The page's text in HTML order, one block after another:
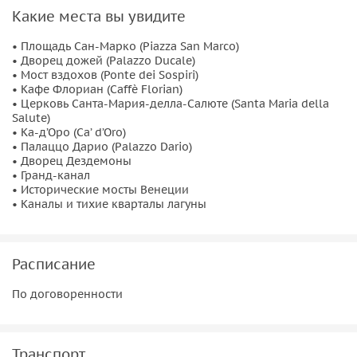
впечатляюще: мраморные фасады отражаются в каналах,
водные улицы уводят в более тихие районы лагуны. Катер
позволит увидеть город с ракурсов, недоступных
обычным туристическим маршрутам.
Вы проплывёте мимо знаменитой
делла-Салюте , которую часто называют собором
Богородицы Исцеляющей. Построенная после страшной
эпидемии чумы XVII века, она стала символом спасения и
одной из архитектурных жемчужин Венеции.
стандартной обзорной программы вас ждёт личное
удивительной красоты.
Какие места вы увидите
• Площадь Сан-Марко (Piazza San Marco)
• Дворец дожей (Palazzo Ducale)
• Мост вздохов (Ponte dei Sospiri)
• Кафе Флориан (Caffè Florian)
• Церковь Санта-Мария-делла-Салюте (Santa Maria della
Salute)
• Ка-д’Оро (Ca’ d’Oro)
• Палаццо Дарио (Palazzo Dario)
• Дворец Дездемоны
• Гранд-канал
• Исторические мосты Венеции
• Каналы и тихие кварталы лагуны
Расписание
По договоренности